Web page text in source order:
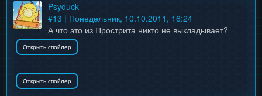
Psyduck
#13 | Понедельник, 10.10.2011, 16:24
А что это из Прострита никто не выкладывает?